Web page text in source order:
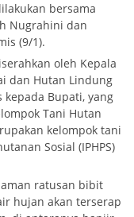
bersama
Nugrahini dan
(9/1).
oleh Kepala
dan Hutan Lindung
kepada Bupati, yang
Tani Hutan
kelompok tani
Sosial (IPHPS)
ratusan bibit
hujan akan terserap